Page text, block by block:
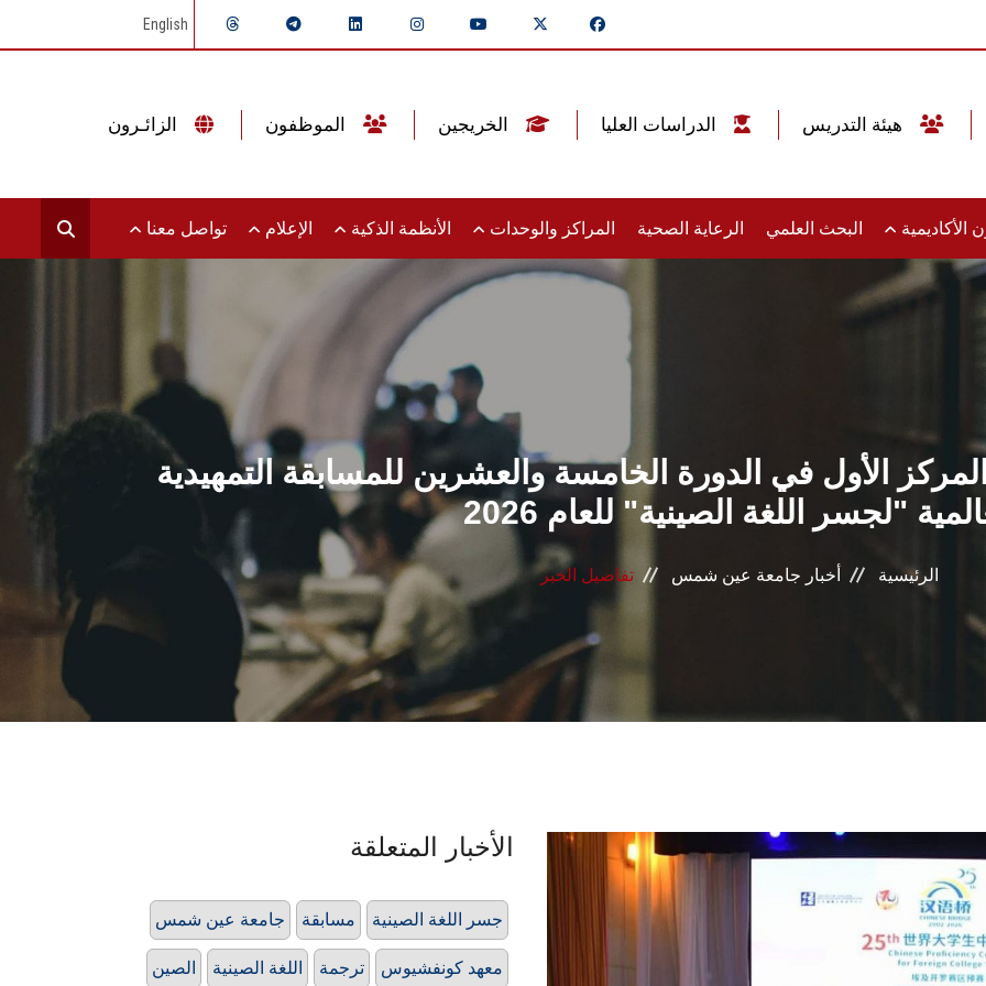
English
الأكاديمية البحث العلمي الرعاية الصحية المراكز والوحدات الأنظمة الذكية الإعلام تواصل معنا
الأول في الدورة الخامسة والعشرين للمسابقة التمهيدية
"لجسر اللغة الصينية" للعام 2026
الرئيسية أخبار جامعة عين شمس تفاصيل الخبر
الأخبار المتعلقة
جامعة عين شمس مسابقة جسر اللغة الصينية
الصين اللغة الصينية ترجمة معهد كونفشيوس